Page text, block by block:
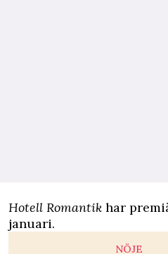
Hotell Romantik har
januari.
NÖJE